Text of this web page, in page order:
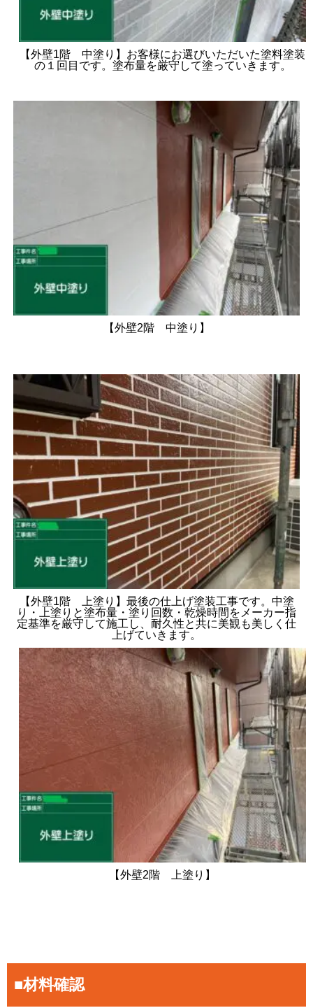
【外壁1階 中塗り】お客様にお選びいただいた塗料塗装
の１回目です。塗布量を厳守して塗っていきます。
【外壁2階 中塗り】
【外壁1階 上塗り】最後の仕上げ塗装工事です。中塗
り・上塗りと塗布量・塗り回数・乾燥時間をメーカー指
定基準を厳守して施工し、耐久性と共に美観も美しく仕
上げていきます。
【外壁2階 上塗り】
■材料確認